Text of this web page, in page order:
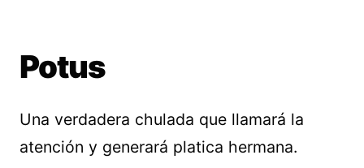
Potus
Una verdadera chulada que llamará la
atención y generará platica hermana.